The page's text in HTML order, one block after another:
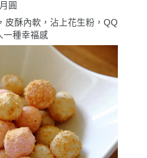
圓
皮酥內軟，沾上花生粉，QQ
一種幸福感